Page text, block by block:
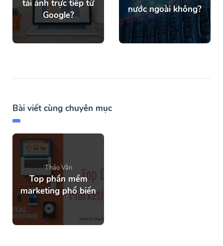
tải ảnh trực tiếp từ
Google?
nước ngoài không?
Bài viết cùng chuyên mục
Thảo Vân
Top phần mềm
marketing phổ biến